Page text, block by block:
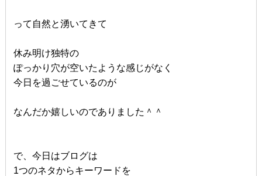
って自然と湧いてきて
休み明け独特の
ぽっかり穴が空いたような感じがなく
今日を過ごせているのが
なんだか嬉しいのでありました＾＾
で、今日はブログは
1つのネタからキーワードを